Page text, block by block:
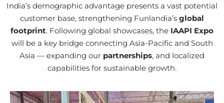
India’s demographic advantage presents a vast potential
customer base, strengthening Funlandia’s global
footprint. Following global showcases, the IAAPI Expo
will be a key bridge connecting Asia-Pacific and South
Asia — expanding our partnerships, and localized
capabilities for sustainable growth.